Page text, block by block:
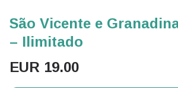
São Vicente e
– Ilimitado
EUR 19.00